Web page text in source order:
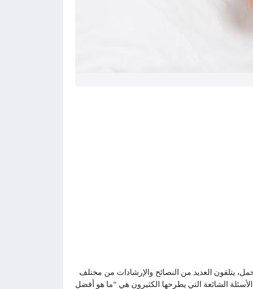
يتلقون العديد من النصائح والإرشادات من مختلف
الشائعة التي يطرحها الكثيرون هي “ما هو أفضل